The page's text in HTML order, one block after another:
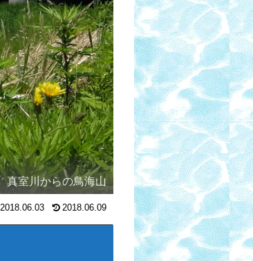
真室川からの鳥海山
2018.06.03 2018.06.09